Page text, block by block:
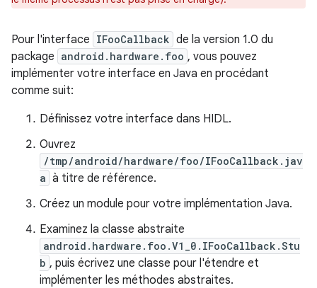
Pour l'interface IFooCallback de la version 1.0 du
package android.hardware.foo , vous pouvez
implémenter votre interface en Java en procédant
comme suit:
Définissez votre interface dans HIDL.
Ouvrez
/tmp/android/hardware/foo/IFooCallback.jav
a à titre de référence.
Créez un module pour votre implémentation Java.
Examinez la classe abstraite
android.hardware.foo.V1_0.IFooCallback.Stu
b , puis écrivez une classe pour l'étendre et
implémenter les méthodes abstraites.